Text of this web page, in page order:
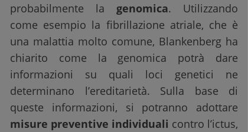
probabilmente la genomica. Utilizzando
come esempio la fibrillazione atriale, che è
una malattia molto comune, Blankenberg ha
chiarito come la genomica potrà dare
informazioni su quali loci genetici ne
determinano l’ereditarietà. Sulla base di
queste informazioni, si potranno adottare
misure preventive individuali contro l’ictus,